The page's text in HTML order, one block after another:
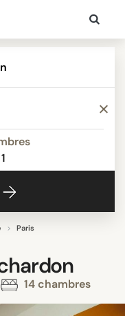
1
Paris
14 chambres